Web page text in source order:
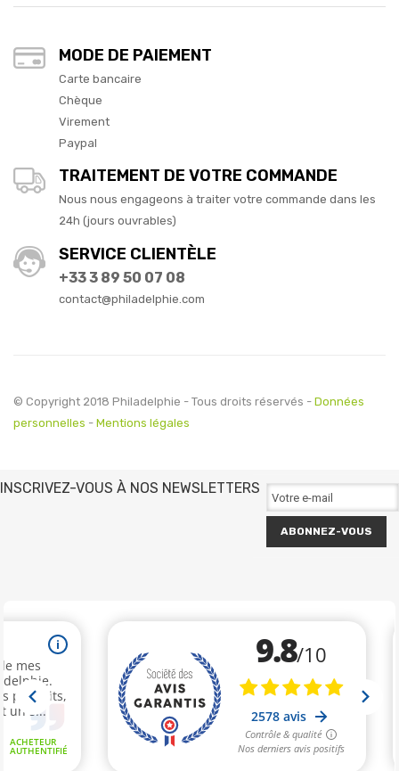
MODE DE PAIEMENT
Carte bancaire
Chèque
Virement
Paypal
TRAITEMENT DE VOTRE COMMANDE
Nous nous engageons à traiter votre commande dans les
24h (jours ouvrables)
SERVICE CLIENTÈLE
+33 3 89 50 07 08
contact@philadelphie.com
© Copyright 2018 Philadelphie - Tous droits réservés - Données
personnelles - Mentions légales
INSCRIVEZ-VOUS À NOS NEWSLETTERS
ABONNEZ-VOUS